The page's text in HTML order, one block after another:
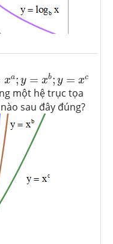
xa; y = xb; y = xc
;y =
một hệ trục tọa
sau đây đúng?